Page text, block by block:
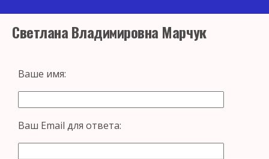
Светлана Владимировна Марчук
Ваше имя:
Ваш Email для ответа: